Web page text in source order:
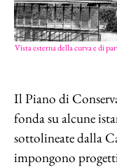
Vista esterna della curva e di
Il Piano di
fonda su alcune
sottolineate dalla
impongono